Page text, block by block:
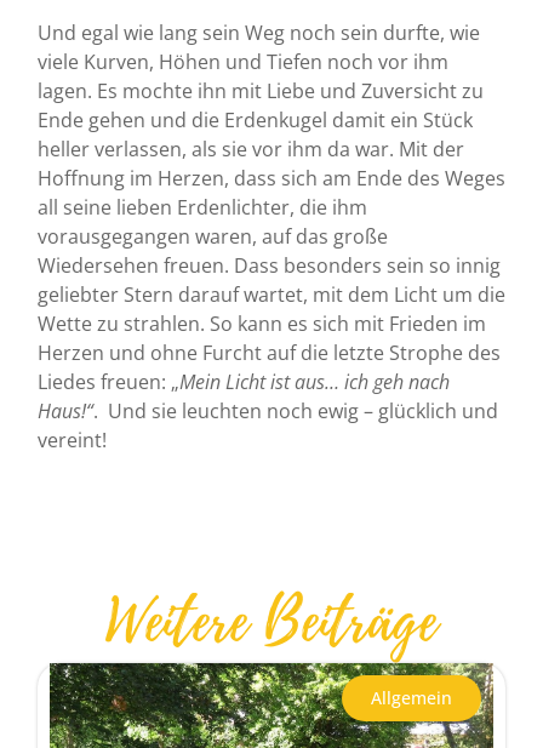
Und egal wie lang sein Weg noch sein durfte, wie
viele Kurven, Höhen und Tiefen noch vor ihm
lagen. Es mochte ihn mit Liebe und Zuversicht zu
Ende gehen und die Erdenkugel damit ein Stück
heller verlassen, als sie vor ihm da war. Mit der
Hoffnung im Herzen, dass sich am Ende des Weges
all seine lieben Erdenlichter, die ihm
vorausgegangen waren, auf das große
Wiedersehen freuen. Dass besonders sein so innig
geliebter Stern darauf wartet, mit dem Licht um die
Wette zu strahlen. So kann es sich mit Frieden im
Herzen und ohne Furcht auf die letzte Strophe des
Liedes freuen: „Mein Licht ist aus… ich geh nach
Haus!“. Und sie leuchten noch ewig – glücklich und
vereint!
Weitere Beiträge
Allgemein